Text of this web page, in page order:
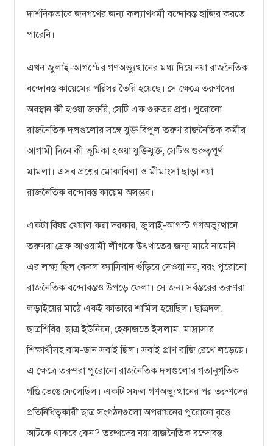
দার্শনিকভাবে জনগণের জন্য কল্যাণধর্মী বন্দোবস্ত হাজির করতে
পারেনি।
এখন জুলাই-আগস্টের গণঅভ্যুত্থানের মধ্য দিয়ে নয়া রাজনৈতিক
বন্দোবস্ত কায়েমের পরিসর তৈরি হয়েছে। সে ক্ষেত্রে তরুণদের
অবস্থান কী হওয়া জরুরি, সেটি এক গুরুতর প্রশ্ন। পুরোনো
রাজনৈতিক দলগুলোর সঙ্গে যুক্ত বিপুল তরুণ রাজনৈতিক কর্মীর
আগামী দিনে কী ভূমিকা হওয়া যুক্তিযুক্ত, সেটিও গুরুত্বপূর্ণ
মামলা। এসব প্রশ্নের মোকাবিলা ও মীমাংসা ছাড়া নয়া
রাজনৈতিক বন্দোবস্ত কায়েম অসম্ভব।
একটা বিষয় খেয়াল করা দরকার, জুলাই-আগস্ট গণঅভ্যুত্থানে
তরুণরা স্রেফ আওয়ামী লীগকে উৎখাতের জন্য মাঠে নামেনি।
এর লক্ষ্য ছিল কেবল ফ্যাসিবাদ গুঁড়িয়ে দেওয়া নয়, বরং পুরোনো
রাজনৈতিক বন্দোবস্তও উপড়ে ফেলা। সে জন্য সর্বস্তরের তরুণরা
লড়াইয়ের মাঠে একই কাতারে শামিল হয়েছিল। ছাত্রদল,
ছাত্রশিবির, ছাত্র ইউনিয়ন, হেফাজতে ইসলাম, মাদ্রাসার
শিক্ষার্থীসহ বাম-ডান সবাই ছিল। সবাই প্রাণ বাজি রেখে লড়েছে।
এ ক্ষেত্রে তরুণরা পুরোনো রাজনৈতিক দলগুলোর গতানুগতিক
গণ্ডি ভেঙে ফেলেছিল। একটি সফল গণঅভ্যুত্থানের পর তরুণদের
প্রতিনিধিত্বকারী ছাত্র সংগঠনগুলো অপরায়নের পুরোনো বৃত্তে
আটকে থাকবে কেন? তরুণদের নয়া রাজনৈতিক বন্দোবস্ত